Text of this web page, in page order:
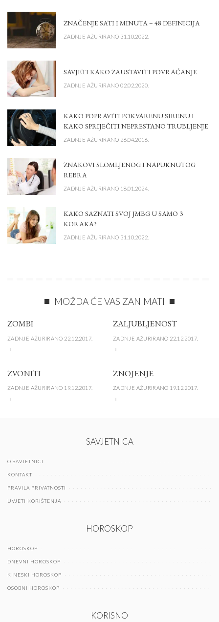
ZNAČENJE SATI I MINUTA – 48 DEFINICIJA
ZADNJE AŽURIRANO 31.10.2022.
SAVJETI KAKO ZAUSTAVITI POVRAĆANJE
ZADNJE AŽURIRANO 02.02.2020.
KAKO POPRAVITI POKVARENU SIRENU I
KAKO SPRIJEČITI NEPRESTANO TRUBLJENJE
ZADNJE AŽURIRANO 26.04.2016.
ZNAKOVI SLOMLJENOG I NAPUKNUTOG
REBRA
ZADNJE AŽURIRANO 18.01.2024.
KAKO SAZNATI SVOJ JMBG U SAMO 3
KORAKA?
ZADNJE AŽURIRANO 31.10.2022.
MOŽDA ĆE VAS ZANIMATI
ZOMBI
ZADNJE AŽURIRANO 22.12.2017.
ZALJUBLJENOST
ZADNJE AŽURIRANO 22.12.2017.
ZVONITI
ZADNJE AŽURIRANO 19.12.2017.
ZNOJENJE
ZADNJE AŽURIRANO 19.12.2017.
SAVJETNICA
O SAVJETNICI
KONTAKT
PRAVILA PRIVATNOSTI
UVJETI KORIŠTENJA
HOROSKOP
HOROSKOP
DNEVNI HOROSKOP
KINESKI HOROSKOP
OSOBNI HOROSKOP
KORISNO